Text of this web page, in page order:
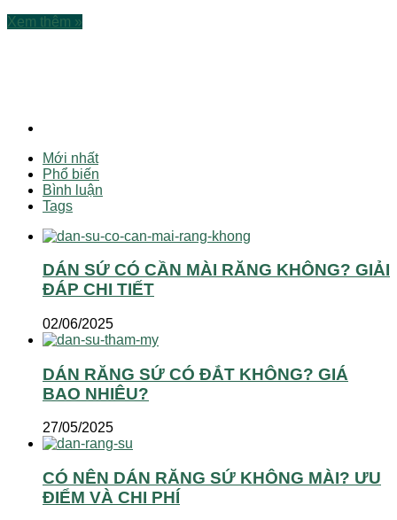
Xem thêm »
Mới nhất
Phổ biến
Bình luận
Tags
DÁN SỨ CÓ CẦN MÀI RĂNG KHÔNG? GIẢI
ĐÁP CHI TIẾT
02/06/2025
DÁN RĂNG SỨ CÓ ĐẮT KHÔNG? GIÁ
BAO NHIÊU?
27/05/2025
CÓ NÊN DÁN RĂNG SỨ KHÔNG MÀI? ƯU
ĐIỂM VÀ CHI PHÍ